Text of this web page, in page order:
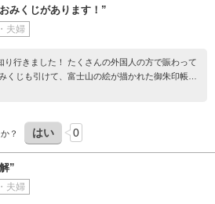
みくじがあります！”
夫婦
り行きました！ たくさんの外国人の方で賑わって
くじも引けて、富士山の絵が描かれた御朱印帳も
？ はい 0
”
夫婦